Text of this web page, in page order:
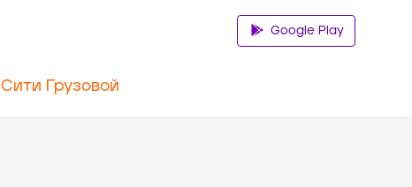
Google Play
Сити Грузовой